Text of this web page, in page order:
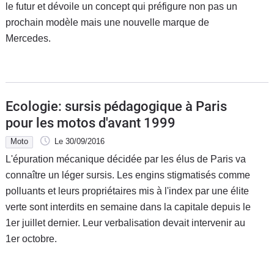
le futur et dévoile un concept qui préfigure non pas un
prochain modèle mais une nouvelle marque de
Mercedes.
Ecologie: sursis pédagogique à Paris
pour les motos d'avant 1999
Moto Le 30/09/2016
L'épuration mécanique décidée par les élus de Paris va
connaître un léger sursis. Les engins stigmatisés comme
polluants et leurs propriétaires mis à l'index par une élite
verte sont interdits en semaine dans la capitale depuis le
1er juillet dernier. Leur verbalisation devait intervenir au
1er octobre.